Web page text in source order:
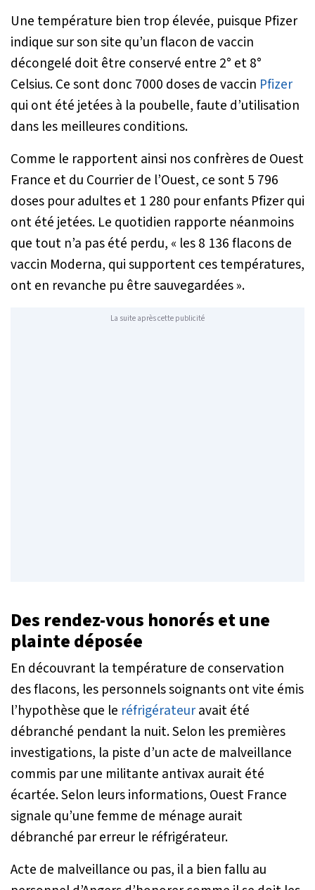
Une température bien trop élevée, puisque Pfizer
indique sur son site qu’un flacon de vaccin
décongelé doit être conservé entre 2° et 8°
Celsius. Ce sont donc 7000 doses de vaccin Pfizer
qui ont été jetées à la poubelle, faute d’utilisation
dans les meilleures conditions.
Comme le rapportent ainsi nos confrères de Ouest
France et du Courrier de l’Ouest, ce sont 5 796
doses pour adultes et 1 280 pour enfants Pfizer qui
ont été jetées. Le quotidien rapporte néanmoins
que tout n’a pas été perdu, « les 8 136 flacons de
vaccin Moderna, qui supportent ces températures,
ont en revanche pu être sauvegardées».
La suite après cette publicité
Des rendez-vous honorés et une
plainte déposée
En découvrant la température de conservation
des flacons, les personnels soignants ont vite émis
l’hypothèse que le réfrigérateuravait été
débranché pendant la nuit. Selon les premières
investigations, la piste d’un acte de malveillance
commis par une militante antivax aurait été
écartée. Selon leurs informations, Ouest France
signale qu’une femme de ménage aurait
débranché par erreur le réfrigérateur.
Acte de malveillance ou pas, il a bien fallu au